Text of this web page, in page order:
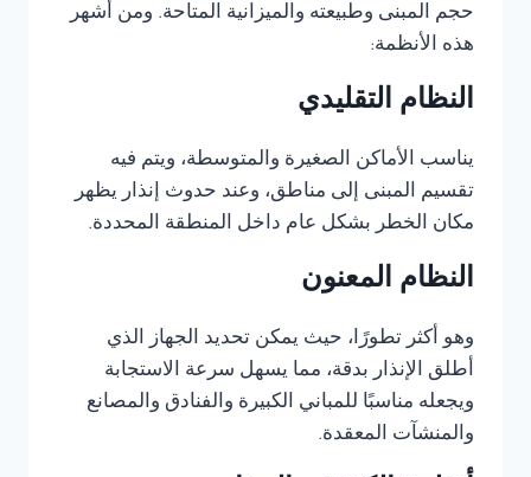
حجم المبنى وطبيعته والميزانية المتاحة. ومن أشهر
هذه الأنظمة:
النظام التقليدي
يناسب الأماكن الصغيرة والمتوسطة، ويتم فيه
تقسيم المبنى إلى مناطق، وعند حدوث إنذار يظهر
مكان الخطر بشكل عام داخل المنطقة المحددة.
النظام المعنون
وهو أكثر تطورًا، حيث يمكن تحديد الجهاز الذي
أطلق الإنذار بدقة، مما يسهل سرعة الاستجابة
ويجعله مناسبًا للمباني الكبيرة والفنادق والمصانع
والمنشآت المعقدة.